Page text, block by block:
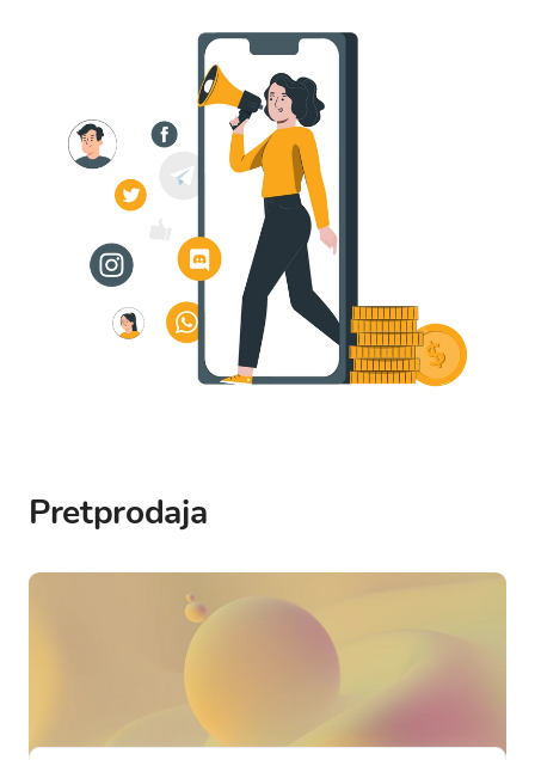
Pretprodaja